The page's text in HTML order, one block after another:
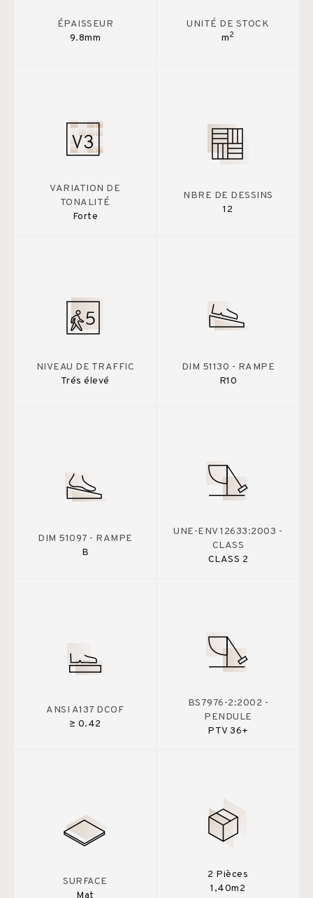
ÉPAISSEUR
9.8mm
UNITÉ DE STOCK
m2
VARIATION DE
TONALITÉ
Forte
NBRE DE DESSINS
12
NIVEAU DE TRAFFIC
Trés élevé
DIM 51130 - RAMPE
R10
DIM 51097 - RAMPE
B
UNE-ENV 12633:2003 -
CLASS
CLASS 2
ANSI A137 DCOF
≥ 0.42
BS7976-2:2002 -
PENDULE
PTV 36+
SURFACE
Mat
2 Pièces
1,40m2